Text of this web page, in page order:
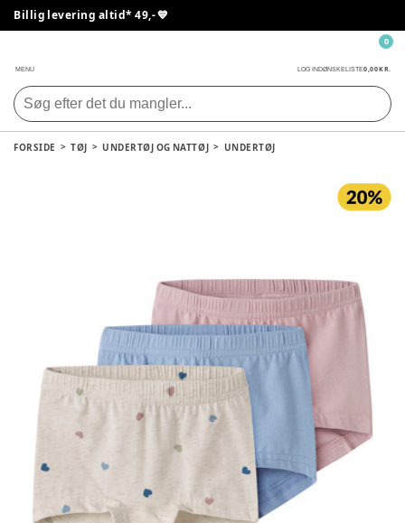
Billig levering altid* 49,- 💙
MENU LOG INDØNSKELISTE0,00 KR.
0
FORSIDE TØJ UNDERTØJ OG NATTØJ UNDERTØJ